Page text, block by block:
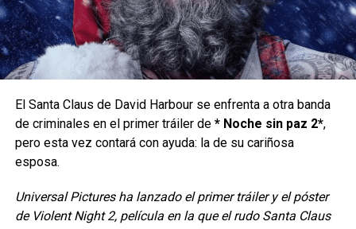
expectación por Dune: Parte 3, que se perfila como la
última entrega de Villeneuve en la franquicia
Ahora, los fans pueden disfrutar de un pequeño adelanto
de lo que el director tiene preparado con el primer vistazo
oficial a la tercera y última parte de Dune.
El cierre de la trilogía de
Duna
Ambientada 17 años después de los eventos de Dune:
El Santa Claus de David Harbour se enfrenta a otra banda
de criminales en el primer tráiler de * Noche sin paz 2*,
pero esta vez contará con ayuda: la de su cariñosa
esposa.
Universal Pictures ha lanzado el primer tráiler y el póster
de Violent Night 2, película en la que el rudo Santa Claus